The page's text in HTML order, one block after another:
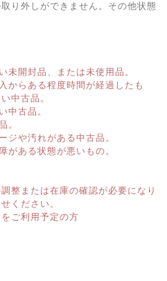
り外しができません。その他状態
未開封品、または未使用品。
からある程度時間が経過したも
中古品。
中古品。
。
ジや汚れがある中古品。
がある状態が悪いもの。
整または在庫の確認が必要になり
ください。
ご利用予定の方